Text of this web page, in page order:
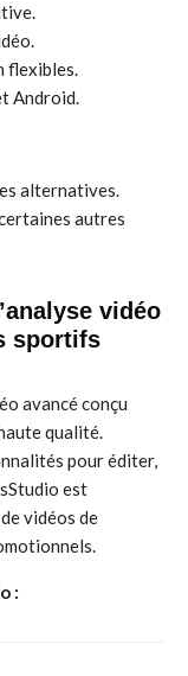
flexibles.
Android.
alternatives.
autres
vidéo
sportifs
avancé conçu
qualité.
pour éditer,
est
vidéos de
: